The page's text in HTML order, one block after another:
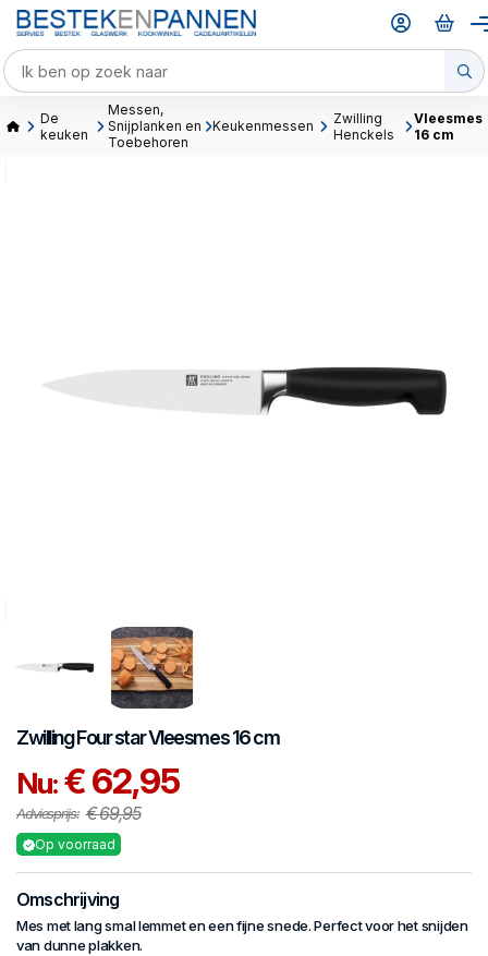
De
keuken
Messen,
Snijplanken en
Toebehoren
Keukenmessen
Zwilling
Henckels
Vleesmes
16 cm
ZwillingFour starVleesmes 16 cm
Nu:€ 62,95
Adviesprijs: € 69,95
Op voorraad
Omschrijving
Mes met lang smal lemmet en een fijne snede. Perfect voor het snijden
van dunne plakken.